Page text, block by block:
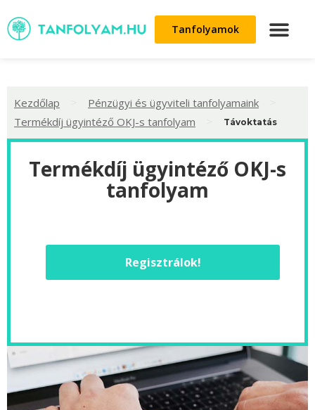
Tanfolyamok
Kezdőlap Pénzügyi és ügyviteli tanfolyamaink
Termékdíj ügyintéző OKJ-s tanfolyam Távoktatás
Termékdíj ügyintéző OKJ-s
tanfolyam
Regisztrálok!